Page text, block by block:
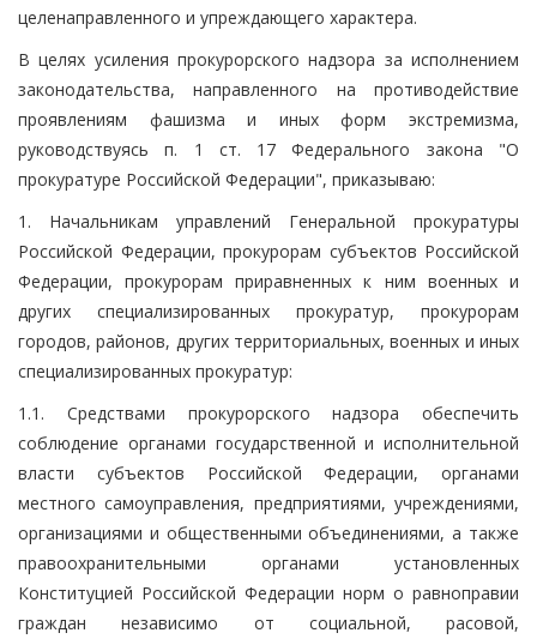
целенаправленного и упреждающего характера.
В целях усиления прокурорского надзора за исполнением
законодательства, направленного на противодействие
проявлениям фашизма и иных форм экстремизма,
руководствуясь п. 1 ст. 17 Федерального закона "О
прокуратуре Российской Федерации", приказываю:
1. Начальникам управлений Генеральной прокуратуры
Российской Федерации, прокурорам субъектов Российской
Федерации, прокурорам приравненных к ним военных и
других специализированных прокуратур, прокурорам
городов, районов, других территориальных, военных и иных
специализированных прокуратур:
1.1. Средствами прокурорского надзора обеспечить
соблюдение органами государственной и исполнительной
власти субъектов Российской Федерации, органами
местного самоуправления, предприятиями, учреждениями,
организациями и общественными объединениями, а также
правоохранительными органами установленных
Конституцией Российской Федерации норм о равноправии
граждан независимо от социальной, расовой,